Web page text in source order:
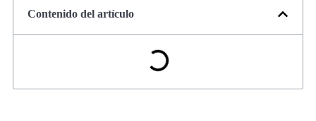
Contenido del artículo